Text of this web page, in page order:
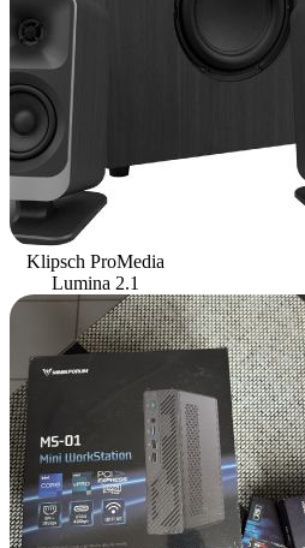
Klipsch ProMedia
Lumina 2.1